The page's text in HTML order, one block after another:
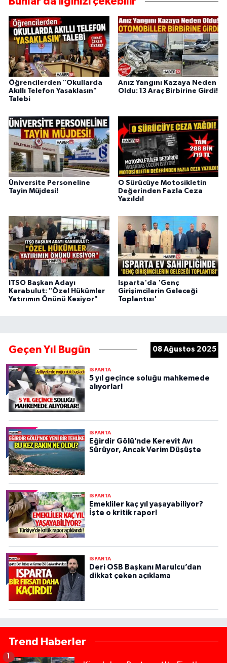
Öğrencilerden "Okullarda
Akıllı Telefon Yasaklasın"
Talebi
Anız Yangını Kazaya Neden
Oldu: 13 Araç Birbirine Girdi!
Üniversite Personeline
Tayin Müjdesi!
O Sürücüye Motosikletin
Değerinden Fazla Ceza
Yazıldı!
ITSO Başkan Adayı
Karabulut: "Özel Hükümler
Yatırımın Önünü Kesiyor"
Isparta'da 'Genç
Girişimcilerin Geleceği
Toplantısı'
Geçen Yıl Bugün 08 Ağustos 2025
ISPARTA
5 yıl geçince soluğu mahkemede
alıyorlar!
ISPARTA
Eğirdir Gölü’nde Kerevit Avı
Sürüyor, Ancak Verim Düşüşte
ISPARTA
Emekliler kaç yıl yaşayabiliyor?
İşte o kritik rapor!
ISPARTA
Deri OSB Başkanı Marulcu’dan
dikkat çeken açıklama
Trend Haberler
1